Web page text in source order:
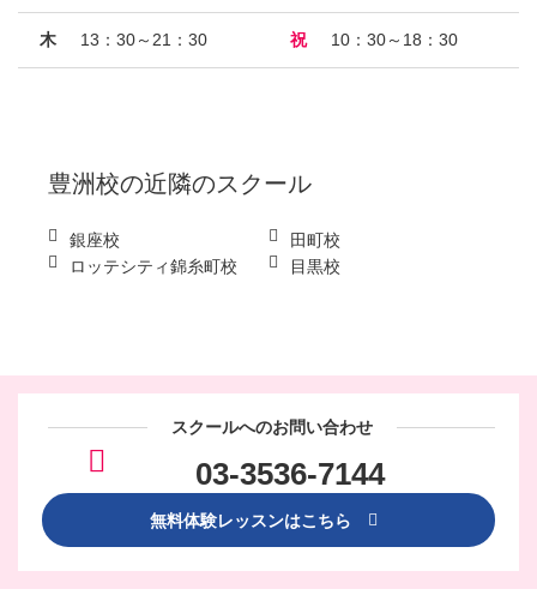
木 13：30～21：30 祝 10：30～18：30
豊洲校の近隣のスクール
銀座校
田町校
ロッテシティ錦糸町校
目黒校
スクールへのお問い合わせ
03-3536-7144
無料体験レッスンはこちら